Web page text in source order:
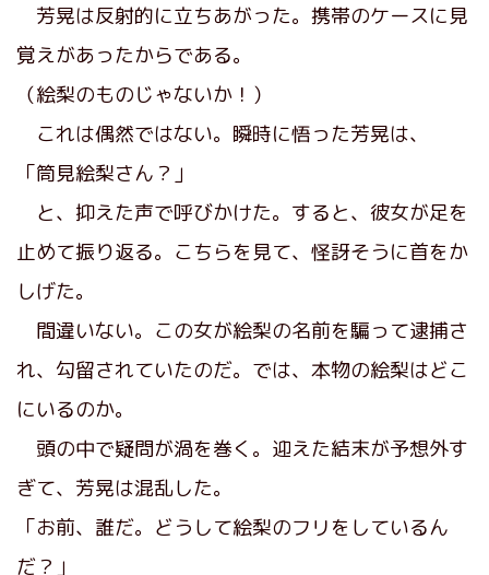
芳晃は反射的に立ちあがった。携帯のケースに見
覚えがあったからである。
（絵梨のものじゃないか！）
これは偶然ではない。瞬時に悟った芳晃は、
「筒見絵梨さん？」
と、抑えた声で呼びかけた。すると、彼女が足を
止めて振り返る。こちらを見て、怪訝そうに首をか
しげた。
間違いない。この女が絵梨の名前を騙って逮捕さ
れ、勾留されていたのだ。では、本物の絵梨はどこ
にいるのか。
頭の中で疑問が渦を巻く。迎えた結末が予想外す
ぎて、芳晃は混乱した。
「お前、誰だ。どうして絵梨のフリをしているん
だ？」